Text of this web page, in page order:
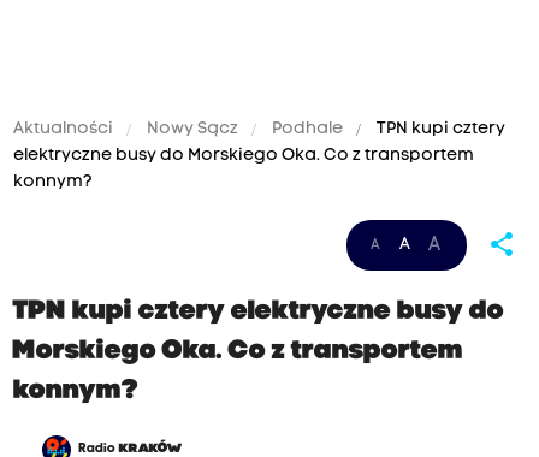
Aktualności Nowy Sącz Podhale
TPN kupi cztery
elektryczne busy do Morskiego Oka. Co z transportem
konnym?
A A A share
TPN kupi cztery elektryczne busy do
Morskiego Oka. Co z transportem
konnym?
Radio KRAKÓW